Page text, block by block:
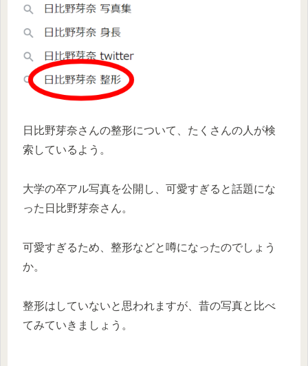
日比野芽奈さんの整形について、たくさんの人が検
索しているよう。
大学の卒アル写真を公開し、可愛すぎると話題にな
った日比野芽奈さん。
可愛すぎるため、整形などと噂になったのでしょう
か。
整形はしていないと思われますが、昔の写真と比べ
てみていきましょう。